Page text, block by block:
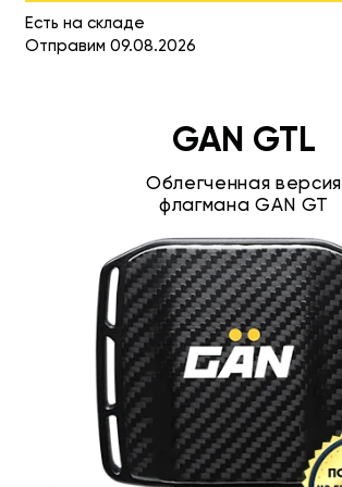
Есть на складе
Отправим 09.08.2026
GAN GTL
Облегченная версия
флагмана GAN GT